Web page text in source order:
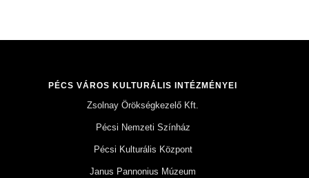
PÉCS VÁROS KULTURÁLIS INTÉZMÉNYEI
Zsolnay Örökségkezelő Kft.
Pécsi Nemzeti Színház
Pécsi Kulturális Központ
Janus Pannonius Múzeum